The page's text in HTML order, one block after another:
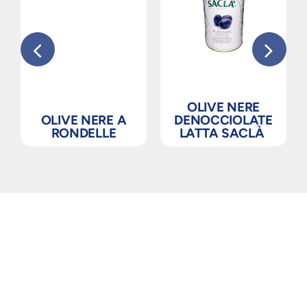
OLIVE NERE A
RONDELLE
OLIVE NERE
DENOCCIOLATE
LATTA SACLÀ